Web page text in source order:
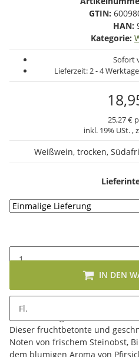
GTIN:
HAN:
Kategorie:
Sofort
Lieferzeit:2 - 4 Werktage
25,27 €
inkl. 19% USt. ,
Weißwein, trocken,
Fl.
IN DEN
Beschreibung
Dieser fruchtbetonte und
Noten von frischem Steinobst,
dem blumigen Aroma von